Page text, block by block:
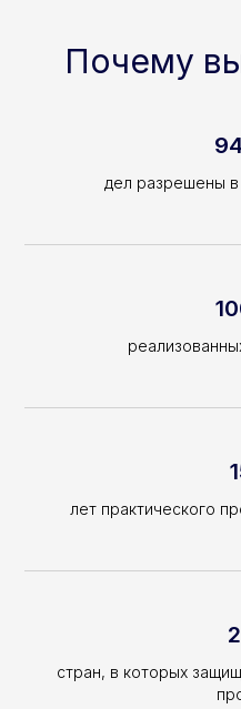
Почему
дел разрешены в
лет практического
стран, в которых